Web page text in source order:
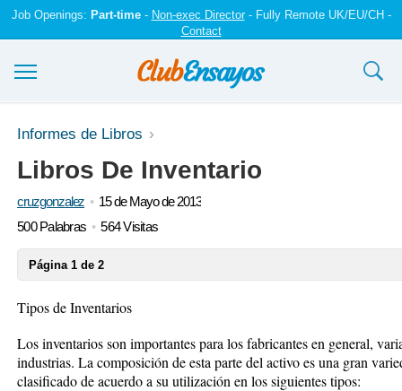
Job Openings: Part-time- Non-exec Director- Fully Remote UK/EU/CH -
Contact
Ensayos y trabajos
Registrarse
Iniciar sesión
Informes de Libros
Libros De Inventario
cruzgonzalez
15 de Mayo de 2013
500 Palabras
564 Visitas
Página 1 de 2
Tipos de Inventarios
Los inventarios son importantes para los fabricantes en general,
industrias. La composición de esta parte del activo es una gran
clasificado de acuerdo a su utilización en los siguientes tipos: